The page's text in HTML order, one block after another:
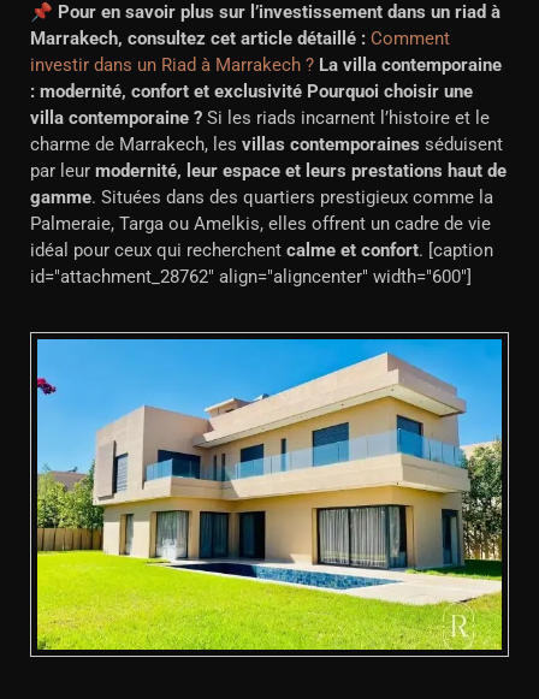
📌 Pour en savoir plus sur l’investissement dans un riad à
Marrakech, consultez cet article détaillé : Comment
investir dans un Riad à Marrakech ? La villa contemporaine
: modernité, confort et exclusivité Pourquoi choisir une
villa contemporaine ? Si les riads incarnent l’histoire et le
charme de Marrakech, les villas contemporaines séduisent
par leur modernité, leur espace et leurs prestations haut de
gamme. Situées dans des quartiers prestigieux comme la
Palmeraie, Targa ou Amelkis, elles offrent un cadre de vie
idéal pour ceux qui recherchent calme et confort. [caption
id="attachment_28762" align="aligncenter" width="600"]